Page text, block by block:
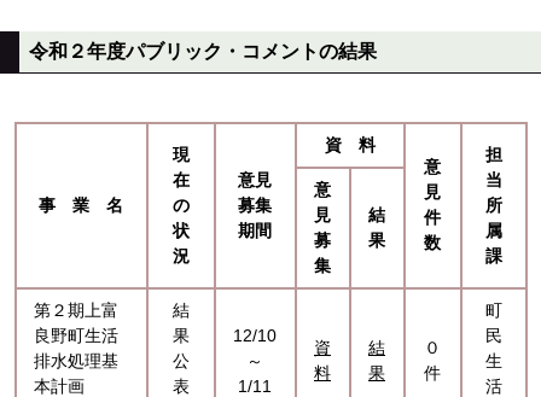
令和２年度パブリック・コメントの結果
事 業 名
現
在
の
状
況
意見
募集
期間
資 料
意
見
件
数
担
当
所
属
課
意
見
募
集
結
果
第２期上富
良野町生活
排水処理基
本計画
結
果
公
表
12/10
～
1/11
資
料
結
果
０
件
町
民
生
活